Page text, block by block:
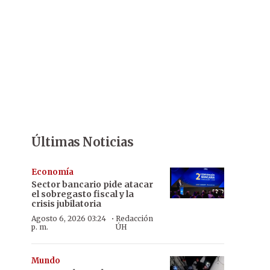
Últimas Noticias
Economía
Sector bancario pide atacar
el sobregasto fiscal y la
crisis jubilatoria
Agosto 6, 2026 03:24
p. m.
· Redacción
ÚH
Mundo